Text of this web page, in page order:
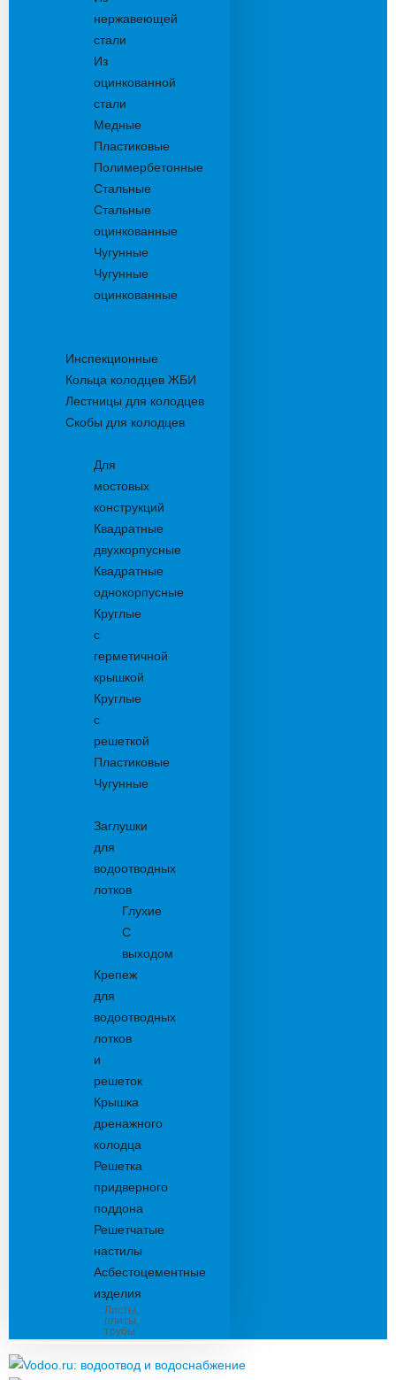
нержавеющей
стали
Из
оцинкованной
стали
Медные
Пластиковые
Полимербетонные
Стальные
Стальные
оцинкованные
Чугунные
Чугунные
оцинкованные
Инспекционные
Кольца колодцев ЖБИ
Лестницы для колодцев
Скобы для колодцев
Для
мостовых
конструкций
Квадратные
двухкорпусные
Квадратные
однокорпусные
Круглые
с
герметичной
крышкой
Круглые
с
решеткой
Пластиковые
Чугунные
Заглушки
для
водоотводных
лотков
Глухие
С
выходом
Крепеж
для
водоотводных
лотков
и
решеток
Крышка
дренажного
колодца
Решетка
придверного
поддона
Решетчатые
настилы
Асбестоцементные
изделия
Листы,
плиты,
трубы